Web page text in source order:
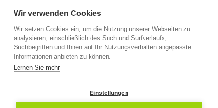
Alle Amtsgerichte in Deutschland
©2026 –ZVG Termine.Alle Rechte Vorbehalten.
Wir verwenden Cookies
Wir setzen Cookies ein, um die Nutzung unserer Webseiten zu
analysieren, einschließlich des Such und Surfverlaufs,
Suchbegriffen und Ihnen auf Ihr Nutzungsverhalten angepasste
Informationen anbieten zu können.
Lernen Sie mehr
Einstellungen